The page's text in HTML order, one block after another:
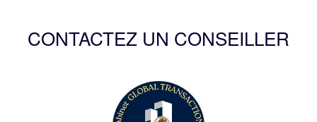
CONTACTEZ UN CONSEILLER